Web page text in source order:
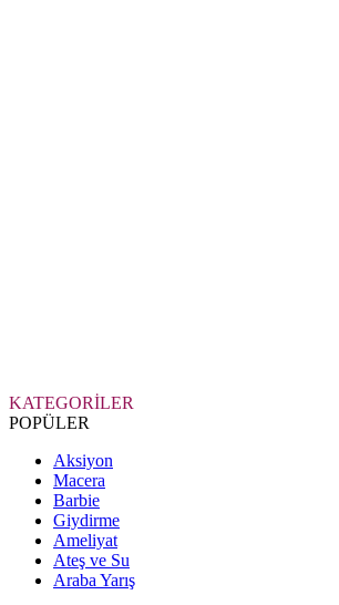
KATEGORİLER
POPÜLER
Aksiyon
Macera
Barbie
Giydirme
Ameliyat
Ateş ve Su
Araba Yarış